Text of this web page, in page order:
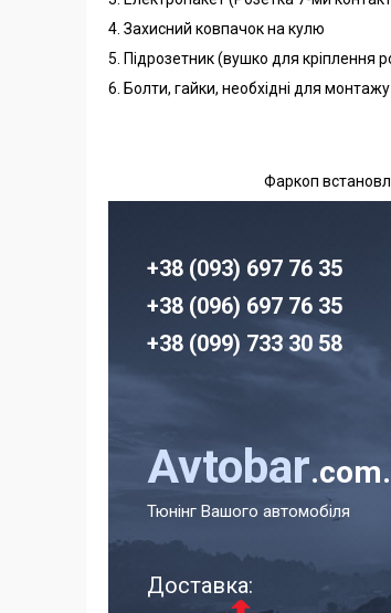
4. Захисний ковпачок на кулю
5. Підрозетник (вушко для кріплення
6. Болти, гайки, необхідні для
Фаркоп
+38 (093) 697 76 35
+38 (096) 697 76 35
+38 (099) 733 30 58
Avtobar
Тюнінг Вашого автомобіля
Доставка: